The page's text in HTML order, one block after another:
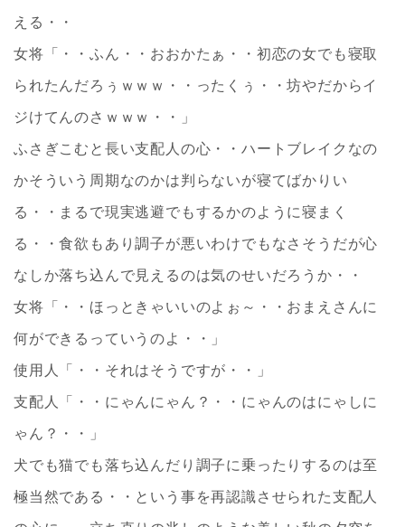
える・・
女将「・・ふん・・おおかたぁ・・初恋の女でも寝取
られたんだろぅｗｗｗ・・ったくぅ・・坊やだからイ
ジけてんのさｗｗｗ・・」
ふさぎこむと長い支配人の心・・ハートブレイクなの
かそういう周期なのかは判らないが寝てばかりい
る・・まるで現実逃避でもするかのように寝まく
る・・食欲もあり調子が悪いわけでもなさそうだが心
なしか落ち込んで見えるのは気のせいだろうか・・
女将「・・ほっときゃいいのよぉ～・・おまえさんに
何ができるっていうのよ・・」
使用人「・・それはそうですが・・」
支配人「・・にゃんにゃん？・・にゃんのはにゃしに
ゃん？・・」
犬でも猫でも落ち込んだり調子に乗ったりするのは至
極当然である・・という事を再認識させられた支配人